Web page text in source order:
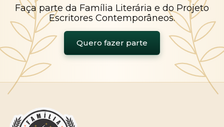
Faça parte da Família Literária e do Projeto
Escritores Contemporâneos.
Quero fazer parte